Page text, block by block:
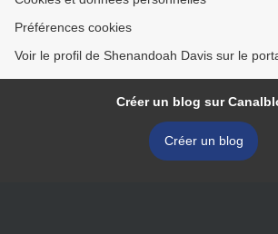
Préférences cookies
Voir le profil de Shenandoah Davis sur le
Créer un blog sur
Créer un blog